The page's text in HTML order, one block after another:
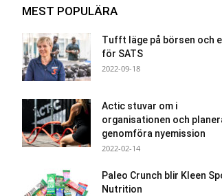
MEST POPULÄRA
Tufft läge på börsen och
för SATS
2022-09-18
Actic stuvar om i
organisationen och
genomföra nyemission
2022-02-14
Paleo Crunch blir Kleen
Nutrition